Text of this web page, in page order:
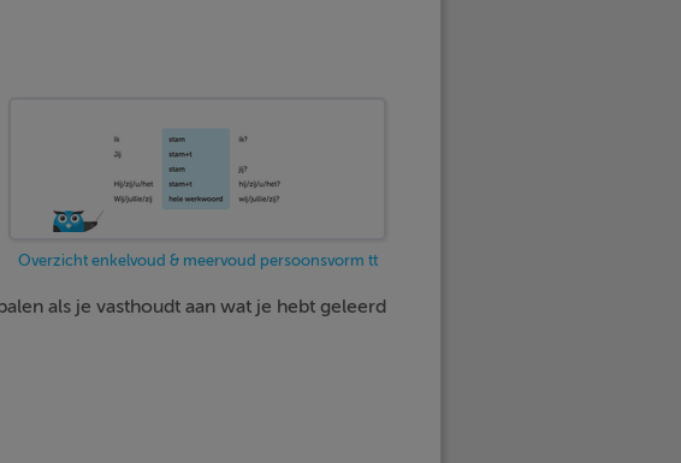
Overzicht enkelvoud & meervoud persoonsvorm tt
als je vasthoudt aan wat je hebt geleerd